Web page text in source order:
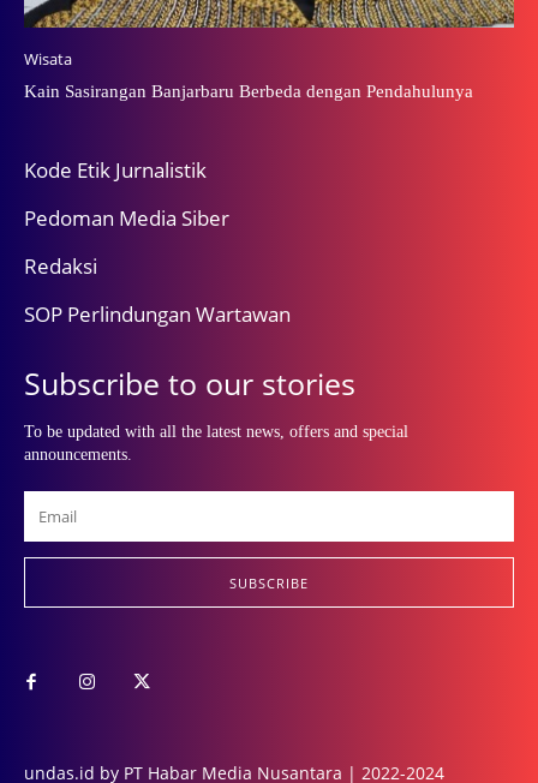
Wisata
Kain Sasirangan Banjarbaru Berbeda dengan Pendahulunya
Kode Etik Jurnalistik
Pedoman Media Siber
Redaksi
SOP Perlindungan Wartawan
Subscribe to our stories
To be updated with all the latest news, offers and special
announcements.
SUBSCRIBE
undas.id by PT Habar Media Nusantara | 2022-2024